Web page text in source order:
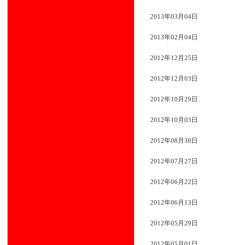
2013年03月04日
2013年02月04日
2012年12月25日
2012年12月03日
2012年10月29日
2012年10月03日
2012年08月30日
2012年07月27日
2012年06月22日
2012年06月13日
2012年05月29日